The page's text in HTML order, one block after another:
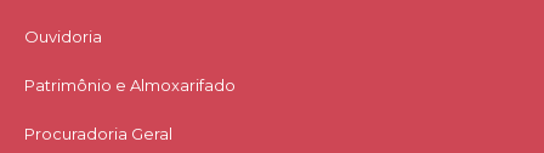
Ouvidoria
Patrimônio e Almoxarifado
Procuradoria Geral